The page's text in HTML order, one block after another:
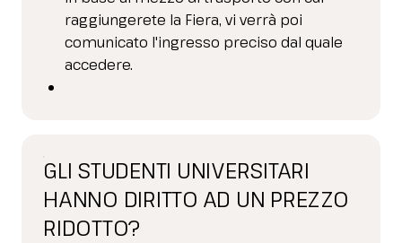
raggiungerete la Fiera, vi verrà poi
comunicato l'ingresso preciso dal quale
accedere.
GLI STUDENTI UNIVERSITARI
HANNO DIRITTO AD UN PREZZO
RIDOTTO?